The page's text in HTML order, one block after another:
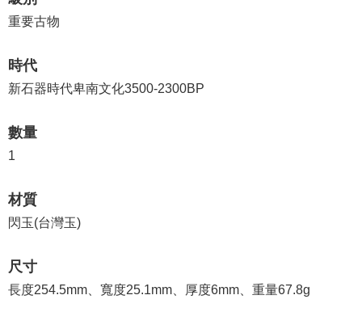
區
善
措
施
務
信
箱
網
站
導
重要古物
時代
新石器時代卑南文化3500-2300BP
數量
1
材質
閃玉(台灣玉)
尺寸
長度254.5mm、寬度25.1mm、厚度6mm、重量67.8g